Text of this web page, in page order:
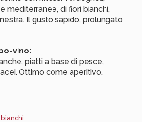
mediterranee, di fiori bianchi,
Il gusto sapido, prolungato
vino:
piatti a base di pesce,
Ottimo come aperitivo.
bianchi